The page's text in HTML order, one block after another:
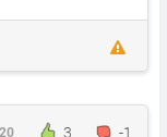
3 -1